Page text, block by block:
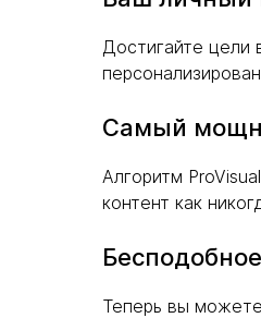
Достигайте цели
Самый
Алгоритм
контент как
Теперь вы